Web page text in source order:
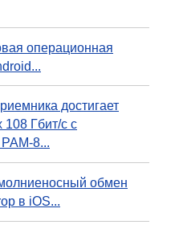
операционная
достигает
108 Гбит/с с
8...
обмен
в iOS...